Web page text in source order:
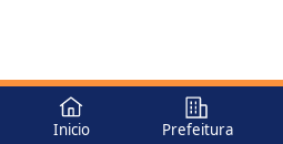
Inicio Prefeitura